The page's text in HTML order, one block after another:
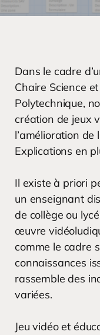
Dans le cadre
Chaire Science
Polytechnique,
création de jeux
l’amélioration de
Explications en
Il existe à priori
un enseignant
de collège ou
œuvre
comme le cadre
connaissances
rassemble des
variées.
Jeu vidéo et